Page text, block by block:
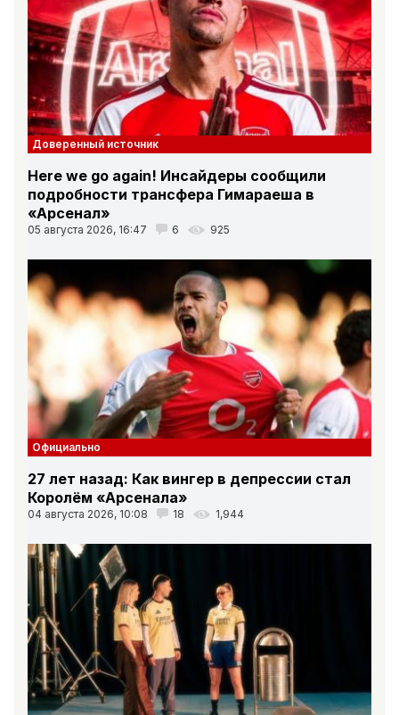
Доверенный источник
Here we go again! Инсайдеры сообщили
подробности трансфера Гимараеша в
«Арсенал»
05 августа 2026, 16:47 6 925
Официально
27 лет назад: Как вингер в депрессии стал
Королём «Арсенала»
04 августа 2026, 10:08 18 1,944